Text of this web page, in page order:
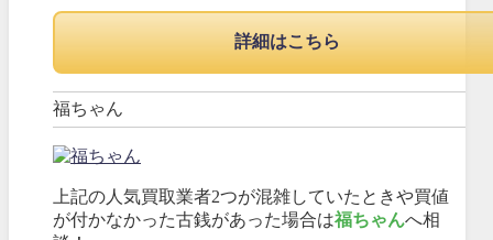
詳細はこちら
福ちゃん
上記の人気買取業者2つが混雑していたときや買値
が付かなかった古銭があった場合は福ちゃんへ相